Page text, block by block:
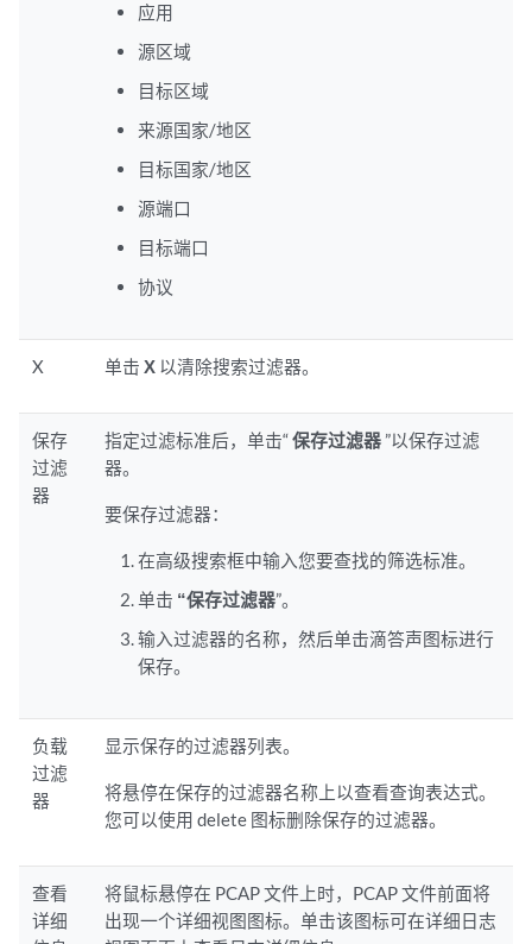
应用
源区域
目标区域
来源国家/地区
目标国家/地区
源端口
目标端口
协议
X 单击X 以清除搜索过滤器。
保存
过滤
器
指定过滤标准后，单击“保存过滤器 ”以保存过滤
器。
要保存过滤器：
在高级搜索框中输入您要查找的筛选标准。
单击 “保存过滤器”。
输入过滤器的名称，然后单击滴答声图标进行
保存。
负载
过滤
器
显示保存的过滤器列表。
将悬停在保存的过滤器名称上以查看查询表达式。
您可以使用 delete 图标删除保存的过滤器。
查看
详细
将鼠标悬停在 PCAP 文件上时，PCAP 文件前面将
出现一个详细视图图标。单击该图标可在详细日志